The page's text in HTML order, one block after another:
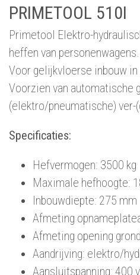
PRIMETOOL 510I
Primetool Elektro-
heffen van personenwagens.
Voor gelijkvloerse inbouw
Voorzien van automatische
(elektro/pneumatische) ver-
Specificaties:
Hefvermogen: 3500 kg
Maximale hefhoogte:
Inbouwdiepte: 275 mm
Afmeting
Afmeting opening
Aandrijving: elektro/
Aansluitspanning: 400